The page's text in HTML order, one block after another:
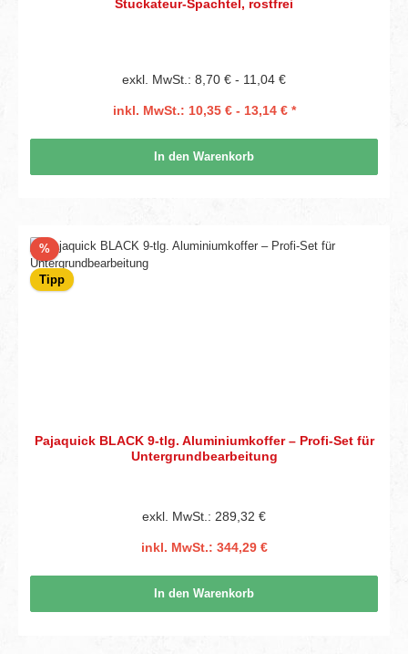
Stuckateur-Spachtel, rostfrei
exkl. MwSt.: 8,70 € - 11,04 €
inkl. MwSt.: 10,35 € - 13,14 € *
In den Warenkorb
%Rabatt
Tipp
Pajaquick BLACK 9-tlg. Aluminiumkoffer – Profi-Set für
Untergrundbearbeitung
exkl. MwSt.: 289,32 €
inkl. MwSt.: 344,29 €
In den Warenkorb